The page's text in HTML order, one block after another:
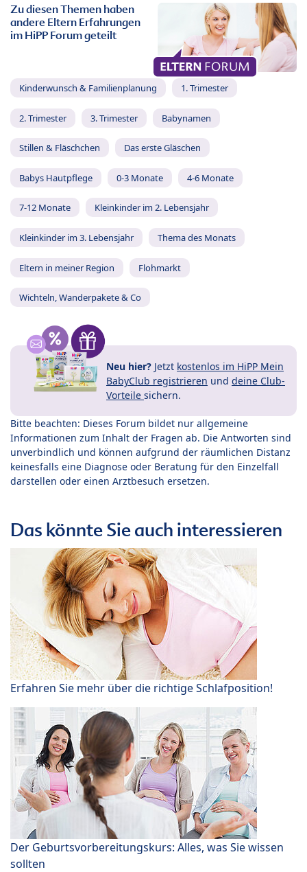
Zu diesen Themen haben
andere Eltern Erfahrungen
im HiPP Forum geteilt
Kinderwunsch & Familienplanung 1. Trimester
2. Trimester 3. Trimester Babynamen
Stillen & Fläschchen Das erste Gläschen
Babys Hautpflege 0-3 Monate 4-6 Monate
7-12 Monate Kleinkinder im 2. Lebensjahr
Kleinkinder im 3. Lebensjahr Thema des Monats
Eltern in meiner Region Flohmarkt
Wichteln, Wanderpakete & Co
Neu hier? Jetzt kostenlos im HiPP Mein
BabyClub registrieren und deine Club-
Vorteile sichern.
Bitte beachten: Dieses Forum bildet nur allgemeine
Informationen zum Inhalt der Fragen ab. Die Antworten sind
unverbindlich und können aufgrund der räumlichen Distanz
keinesfalls eine Diagnose oder Beratung für den Einzelfall
darstellen oder einen Arztbesuch ersetzen.
Das könnte Sie auch interessieren
Erfahren Sie mehr über die richtige Schlafposition!
Der Geburtsvorbereitungskurs: Alles, was Sie wissen
sollten